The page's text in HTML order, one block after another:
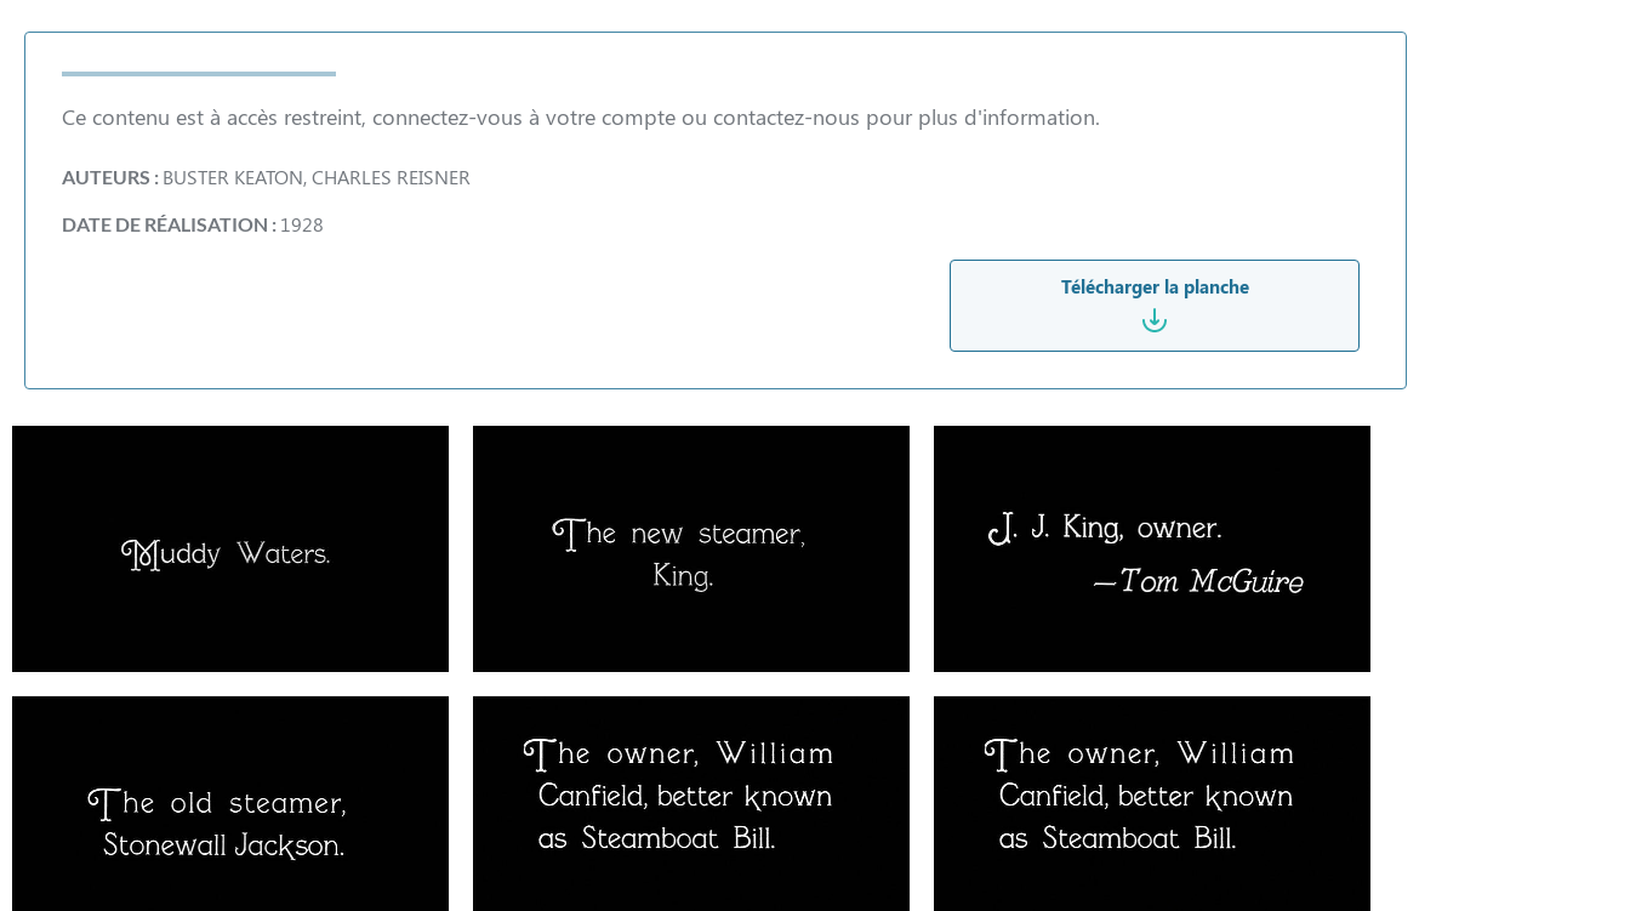
Ce contenu est à accès restreint, connectez-vous à votre compte ou contactez-nous pour plus d'information.
AUTEURS : BUSTER KEATON, CHARLES REISNER
DATE DE RÉALISATION : 1928
Télécharger la planche